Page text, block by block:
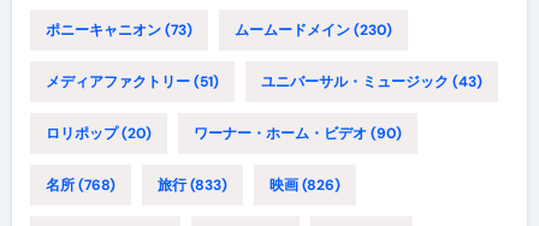
ポニーキャニオン(73) ムームードメイン(230)
メディアファクトリー(51) ユニバーサル・ミュージック (43)
ロリポップ(20) ワーナー・ホーム・ビデオ (90)
名所(768) 旅行(833) 映画(826)